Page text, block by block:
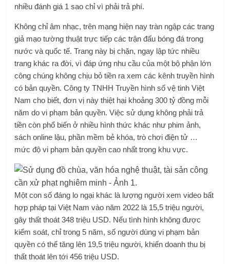
nhiều đánh giá 1 sao chỉ vì phải trả phí.
Không chỉ âm nhạc, trên mạng hiện nay tràn ngập các trang
giả mạo tường thuật trực tiếp các trận đấu bóng đá trong
nước và quốc tế. Trang này bị chặn, ngay lập tức nhiều
trang khác ra đời, vì đáp ứng nhu cầu của một bộ phận lớn
công chúng không chịu bỏ tiền ra xem các kênh truyền hình
có bản quyền. Công ty TNHH Truyền hình số vệ tinh Việt
Nam cho biết, đơn vị này thiệt hại khoảng 300 tỷ đồng mỗi
năm do vi phạm bản quyền. Việc sử dụng không phải trả
tiền còn phổ biến ở nhiều hình thức khác như phim ảnh,
sách online lậu, phần mềm bẻ khóa, trò chơi điện tử …
mức độ vi phạm bản quyền cao nhất trong khu vực.
Một con số đáng lo ngại khác là lượng người xem video bất
hợp pháp tại Việt Nam vào năm 2022 là 15,5 triệu người,
gây thất thoát 348 triệu USD. Nếu tình hình không được
kiểm soát, chỉ trong 5 năm, số người dùng vi phạm bản
quyền có thể tăng lên 19,5 triệu người, khiến doanh thu bị
thất thoát lên tới 456 triệu USD.